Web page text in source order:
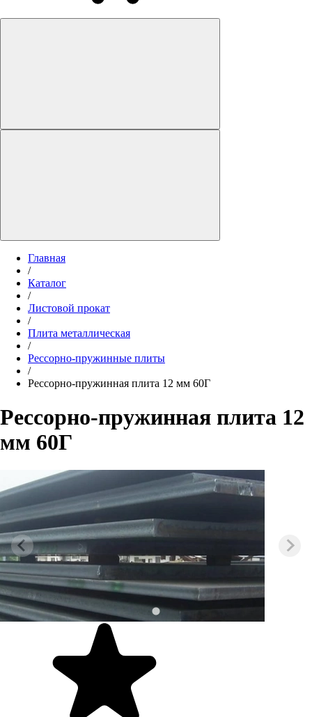
Главная
/
Каталог
/
Листовой прокат
/
Плита металлическая
/
Рессорно-пружинные плиты
/
Рессорно-пружинная плита 12 мм 60Г
Рессорно-пружинная плита 12
мм 60Г